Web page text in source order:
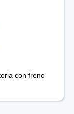
con freno